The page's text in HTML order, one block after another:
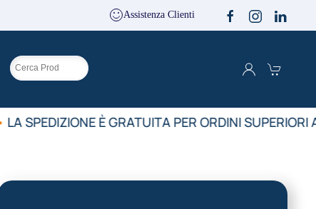
Assistenza Clienti
LA SPEDIZIONE È GRATUITA PER ORDINI SUPERIORI